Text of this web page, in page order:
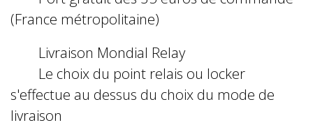
(France métropolitaine)
Livraison Mondial Relay
Le choix du point relais ou locker
s'effectue au dessus du choix du mode de
livraison